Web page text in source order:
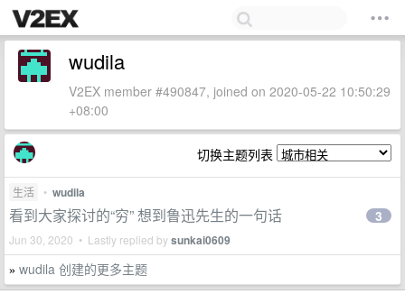
wudila
V2EX member #490847, joined on 2020-05-22 10:50:29
+08:00
切换主题列表
生活 • wudila
看到大家探讨的“穷” 想到鲁迅先生的一句话
Jun 30, 2020 • Lastly replied bysunkai0609
3
» wudila 创建的更多主题